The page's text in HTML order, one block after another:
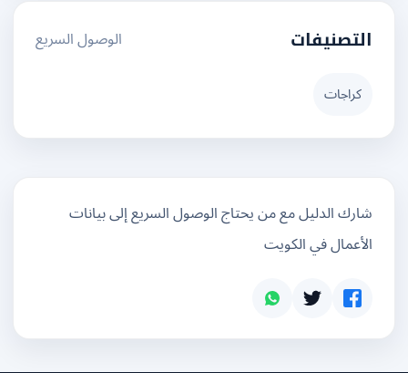
التصنيفات الوصول السريع
كراجات
شارك الدليل مع من يحتاج الوصول السريع إلى بيانات
الأعمال في الكويت